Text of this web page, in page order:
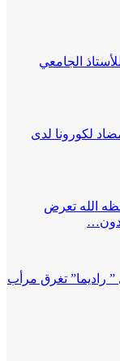
الجامعي
لكورونا لدى
الله تعرض
” راديما” تغرق مرأب